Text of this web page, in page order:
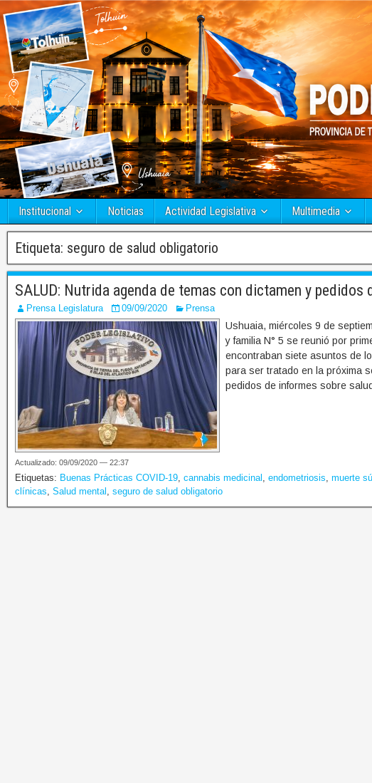
Institucional Noticias Actividad Legislativa Multimedia
Etiqueta: seguro de salud obligatorio
SALUD: Nutrida agenda de temas con dictamen y pedidos
Prensa Legislatura 09/09/2020 Prensa
Ushuaia, miércoles 9 de
y familia N° 5 se reunió por
encontraban siete asuntos de
para ser tratado en la próxima
pedidos de informes sobre
Actualizado: 09/09/2020 — 22:37
Etiquetas: Buenas Prácticas COVID-19, cannabis medicinal , endometriosis, muerte
clínicas, Salud mental , seguro de salud obligatorio